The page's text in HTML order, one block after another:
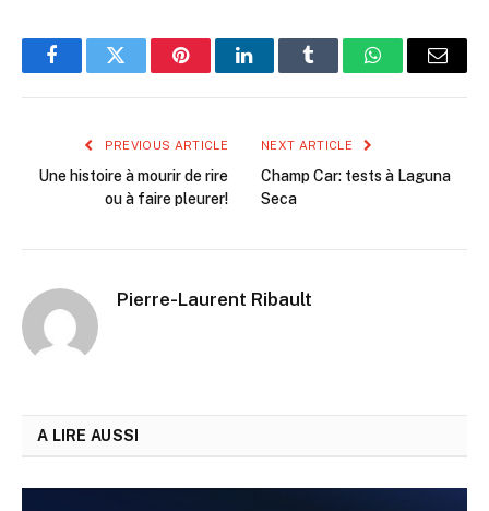
FacebookTwitter PinterestLinkedInTumblr WhatsAppEmail
PREVIOUS ARTICLE
Une histoire à mourir de rire
ou à faire pleurer!
NEXT ARTICLE
Champ Car: tests à Laguna
Seca
Pierre-Laurent Ribault
A LIRE AUSSI